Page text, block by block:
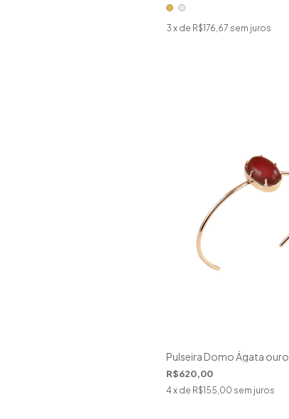
3 x de R$176,67 sem juros
Pulseira Domo Ágata ouro
R$620,00
4 x de R$155,00 sem juros